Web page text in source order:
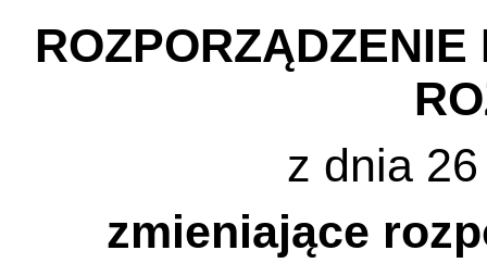
z dnia
zmieniające